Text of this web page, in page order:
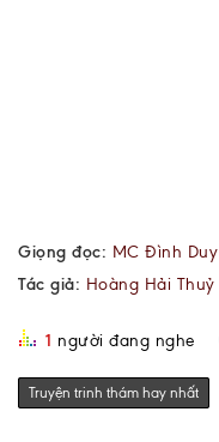
Giọng đọc: MC Đình Duy
Tác giả: Hoàng Hải Thuỷ
1 người đang nghe
Truyện trinh thám hay nhất